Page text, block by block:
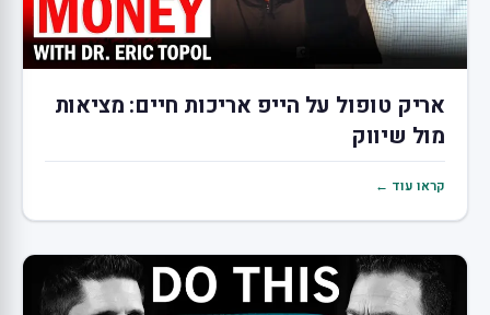
אריק טופול על הייפ אריכות חיים: מציאות
מול שיווק
קראו עוד ←